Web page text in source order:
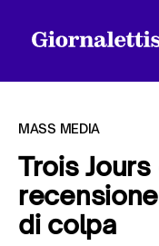
Tutti gli articoli
MASS MEDIA
Trois
di colpa